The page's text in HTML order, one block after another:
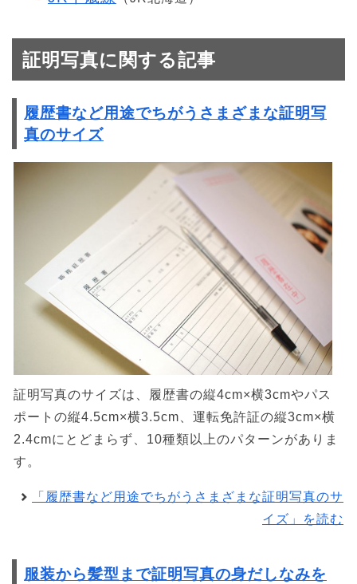
証明写真に関する記事
履歴書など用途でちがうさまざまな証明写
真のサイズ
証明写真のサイズは、履歴書の縦4cm×横3cmやパス
ポートの縦4.5cm×横3.5cm、運転免許証の縦3cm×横
2.4cmにとどまらず、10種類以上のパターンがありま
す。
「履歴書など用途でちがうさまざまな証明写真のサ
イズ」を読む
服装から髪型まで証明写真の身だしなみを